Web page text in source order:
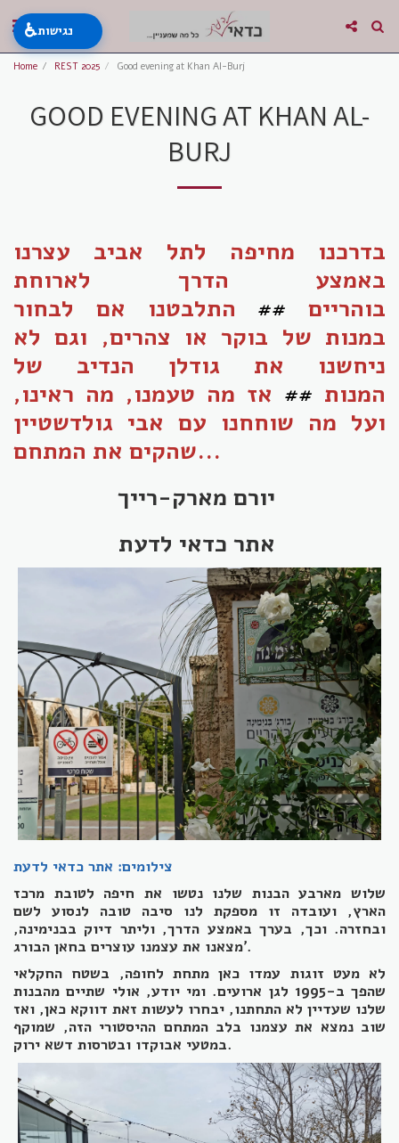
Home REST 2025 Good evening at Khan Al-Burj
GOOD EVENING AT KHAN AL-
BURJ
בדרכנו מחיפה לתל אביב עצרנו
באמצע הדרך לארוחת
בוהריים ## התלבטנו אם לבחור
במנות של בוקר או צהרים, וגם לא
ניחשנו את גודלן הנדיב של
המנות ## אז מה טעמנו, מה ראינו,
ועל מה שוחחנו עם אבי גולדשטיין
שהקים את המתחם...
צילומים: אתר כדאי לדעת
שלוש מארבע הבנות שלנו נטשו את חיפה לטובת מרכז
הארץ, ועובדה זו מספקת לנו סיבה טובה לנסוע לשם
ובחזרה. וכך, בערך באמצע הדרך, וליתר דיוק בבנימינה,
מצאנו את עצמנו עוצרים בחאן הבורג'.
לא מעט זוגות עמדו כאן מתחת לחופה, בשטח החקלאי
שהפך ב-1995 לגן ארועים. ומי יודע, אולי שתיים מהבנות
שלנו שעדיין לא התחתנו, יבחרו לעשות זאת דווקא כאן, ואז
שוב נמצא את עצמנו בלב המתחם ההיסטורי הזה, שמוקף
במטעי אבוקדו ובטרסות דשא ירוק.
♿נגישות